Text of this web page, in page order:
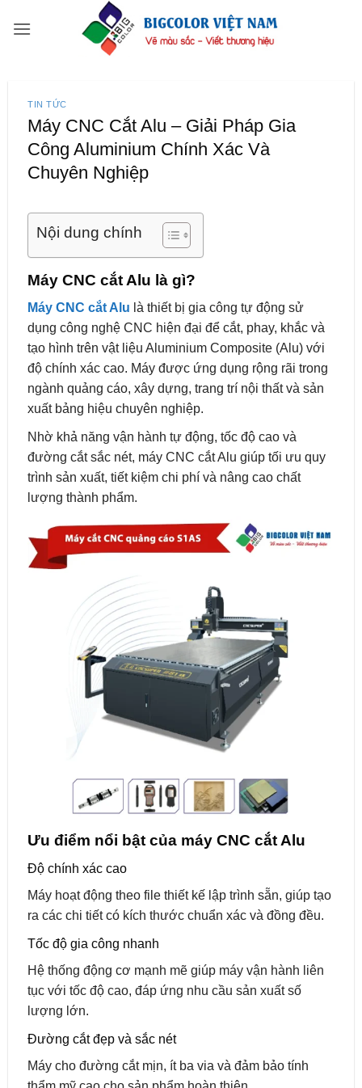
qua
TIN TỨC
Máy CNC Cắt Alu – Giải Pháp Gia
Công Aluminium Chính Xác Và
Chuyên Nghiệp
Nội dung chính
Máy CNC cắt Alu là gì?
Máy CNC cắt Alu là thiết bị gia công tự động sử
dụng công nghệ CNC hiện đại để cắt, phay, khắc và
tạo hình trên vật liệu Aluminium Composite (Alu) với
độ chính xác cao. Máy được ứng dụng rộng rãi trong
ngành quảng cáo, xây dựng, trang trí nội thất và sản
xuất bảng hiệu chuyên nghiệp.
Nhờ khả năng vận hành tự động, tốc độ cao và
đường cắt sắc nét, máy CNC cắt Alu giúp tối ưu quy
trình sản xuất, tiết kiệm chi phí và nâng cao chất
lượng thành phẩm.
Ưu điểm nổi bật của máy CNC cắt Alu
Độ chính xác cao
Máy hoạt động theo file thiết kế lập trình sẵn, giúp tạo
ra các chi tiết có kích thước chuẩn xác và đồng đều.
Tốc độ gia công nhanh
Hệ thống động cơ mạnh mẽ giúp máy vận hành liên
tục với tốc độ cao, đáp ứng nhu cầu sản xuất số
lượng lớn.
Đường cắt đẹp và sắc nét
Máy cho đường cắt mịn, ít ba via và đảm bảo tính